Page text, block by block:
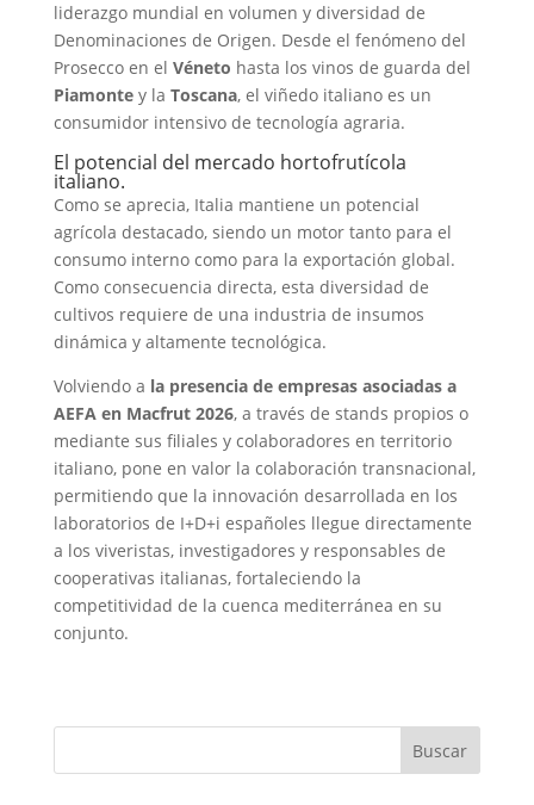
liderazgo mundial en volumen y diversidad de
Denominaciones de Origen. Desde el fenómeno del
Prosecco en el Véneto hasta los vinos de guarda del
Piamontey la Toscana, el viñedo italiano es un
consumidor intensivo de tecnología agraria.
El potencial del mercado hortofrutícola
italiano.
Como se aprecia, Italia mantiene un potencial
agrícola destacado, siendo un motor tanto para el
consumo interno como para la exportación global.
Como consecuencia directa, esta diversidad de
cultivos requiere de una industria de insumos
dinámica y altamente tecnológica.
Volviendo a la presencia de empresas asociadas a
AEFA en Macfrut 2026, a través de stands propios o
mediante sus filiales y colaboradores en territorio
italiano, pone en valor la colaboración transnacional,
permitiendo que la innovación desarrollada en los
laboratorios de I+D+i españoles llegue directamente
a los viveristas, investigadores y responsables de
cooperativas italianas, fortaleciendo la
competitividad de la cuenca mediterránea en su
conjunto.